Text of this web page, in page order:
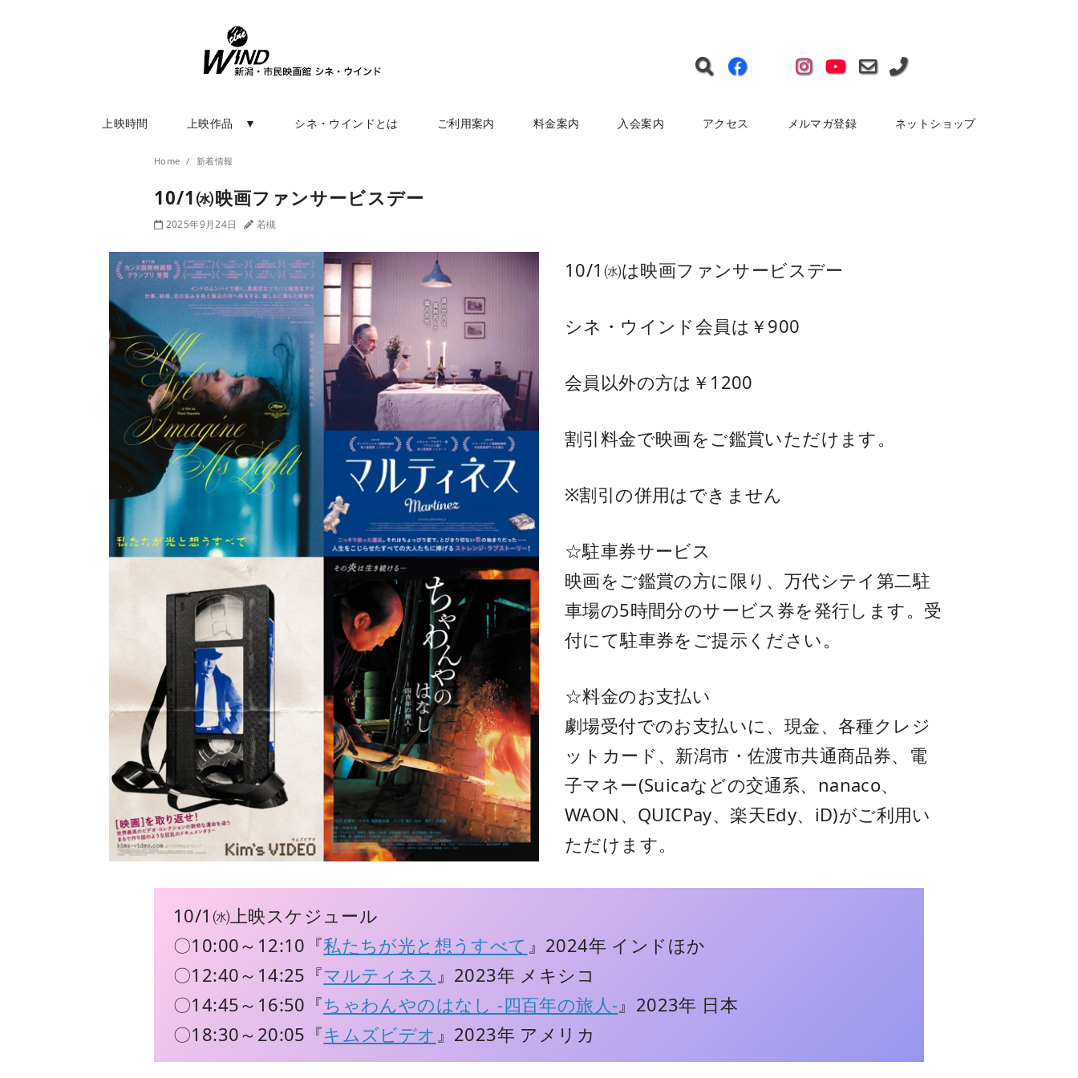
上映時間 上映作品 ▼ シネ・ウインドとは ご利用案内 料金案内 入会案内 アクセス メルマガ登録 ネットショップ
Home 新着情報
10/1㈬映画ファンサービスデー
2025年9月24日 若槻
10/1㈬は映画ファンサービスデー
シネ・ウインド会員は￥900
会員以外の方は￥1200
割引料金で映画をご鑑賞いただけます。
※割引の併用はできません
☆駐車券サービス
映画をご鑑賞の方に限り、万代シテイ第二駐
車場の5時間分のサービス券を発行します。受
付にて駐車券をご提示ください。
☆料金のお支払い
劇場受付でのお支払いに、現金、各種クレジ
ットカード、新潟市・佐渡市共通商品券、電
子マネー(Suicaなどの交通系、nanaco、
WAON、QUICPay、楽天Edy、iD)がご利用い
ただけます。
10/1㈬上映スケジュール
〇10:00～12:10『私たちが光と想うすべて 』2024年 インドほか
〇12:40～14:25『マルティネス 』2023年 メキシコ
〇14:45～16:50『ちゃわんやのはなし -四百年の旅人-』2023年 日本
〇18:30～20:05『キムズビデオ 』2023年 アメリカ